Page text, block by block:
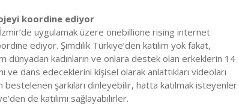
koordine ediyor
uygulamak üzere onebillione rising internet
ediyor. Şimdilik Türkiye’den katılım yok fakat,
dünyadan kadınların ve onlara destek olan erkeklerin 14
ve dans edeceklerini kişisel olarak anlattıkları videoları
bestelenen şarkıları dinleyebilir, hatta katılmak isteyenler
de katılımı sağlayabilirler.